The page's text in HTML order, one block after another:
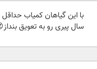
سال پیری رو به تعویق